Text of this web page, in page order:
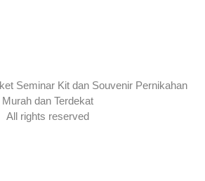
Seminar Kit dan Souvenir Pernikahan
Murah dan Terdekat
All rights reserved